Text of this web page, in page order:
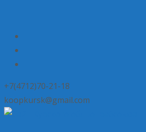
+7(4712)70-21-18
koopkursk@gmail.com